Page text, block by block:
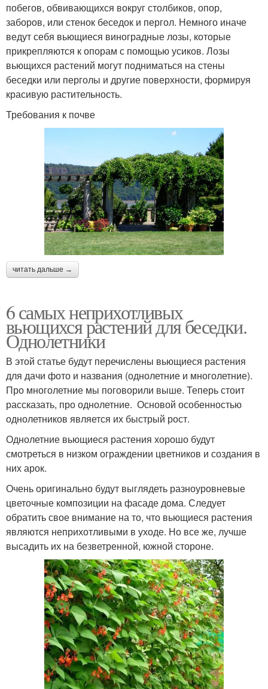
побегов, обвивающихся вокруг столбиков, опор,
заборов, или стенок беседок и пергол. Немного иначе
ведут себя вьющиеся виноградные лозы, которые
прикрепляются к опорам с помощью усиков. Лозы
вьющихся растений могут подниматься на стены
беседки или перголы и другие поверхности, формируя
красивую растительность.
Требования к почве
читать дальше →
6 самых неприхотливых
вьющихся растений для беседки.
Однолетники
В этой статье будут перечислены вьющиеся растения
для дачи фото и названия (однолетние и многолетние).
Про многолетние мы поговорили выше. Теперь стоит
рассказать, про однолетние. Основой особенностью
однолетников является их быстрый рост.
Однолетние вьющиеся растения хорошо будут
смотреться в низком ограждении цветников и создания в
них арок.
Очень оригинально будут выглядеть разноуровневые
цветочные композиции на фасаде дома. Следует
обратить свое внимание на то, что вьющиеся растения
являются неприхотливыми в уходе. Но все же, лучше
высадить их на безветренной, южной стороне.